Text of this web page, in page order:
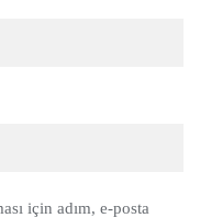
için adım, e-posta